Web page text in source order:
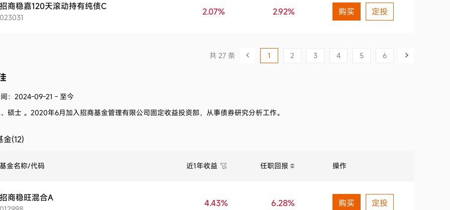
招商稳嘉120天滚动持有纯债C
023031
2.07% 2.92% 购买 定投
共 27 条 1 2 3 4 5 6
：2024-09-21 - 至今
硕士 。 2020年6月加入招商基金管理有限公司固定收益投资部，从事债券研究分析工作。
金(12)
基金名称/代码 近1年收益 任职回报 操作
招商稳旺混合A 4.43% 6.28% 购买 定投